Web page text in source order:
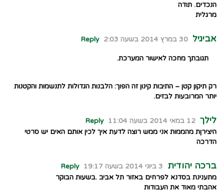
הנכדים. תודה
מרגלית
אביגיל 30 במרץ 2014 בשעה 2:03 Reply
תגובתך מחכה לאישור המערכת.
רק תיקון קטן – התיבות קינון זה הפוך: הלבנות הגדולות לתנשמות והקטנות
יותר המרובעות לבזים.
לילך 12 במאי 2014 בשעה 11:04
Reply
היצירןת מהממות אני ממש רוצה לדעת איך לכין אותם האים יש סרטי
הדרכה
ברכה יהודית 3 ביוני 2014 בשעה 19:17
Reply
מתענינת בסדנא לפרחים באזור תל אביב .בשעות הבוקר
אהבתי מאוד את העבודות